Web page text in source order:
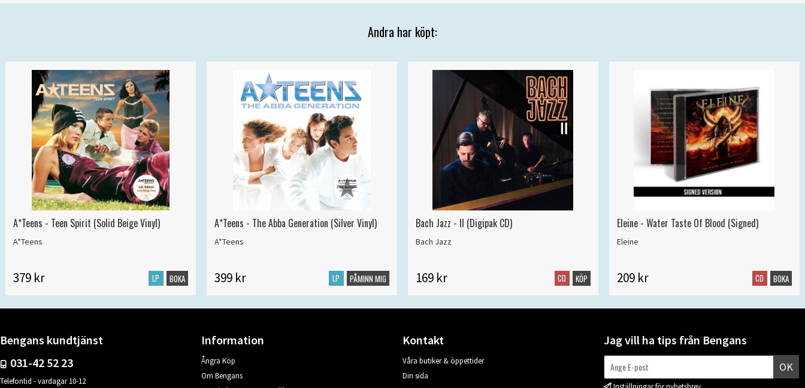
Andra har köpt:
A*Teens - Teen Spirit (Solid Beige Vinyl)
A*Teens
379 kr LP BOKA
A*Teens - The Abba Generation (Silver Vinyl)
A*Teens
399 kr LP PÅMINN MIG
Bach Jazz - II (Digipak CD)
Bach Jazz
169 kr CD KÖP
Eleine - Water Taste Of Blood (Signed)
Eleine
209 kr CD BOKA
Bengans kundtjänst
031-42 52 23
Telefontid - vardagar 10-12
Information
Ångra Köp
Om Bengans
Kontakt
Våra butiker & öppettider
Din sida
Jag vill ha tips från Bengans
OK